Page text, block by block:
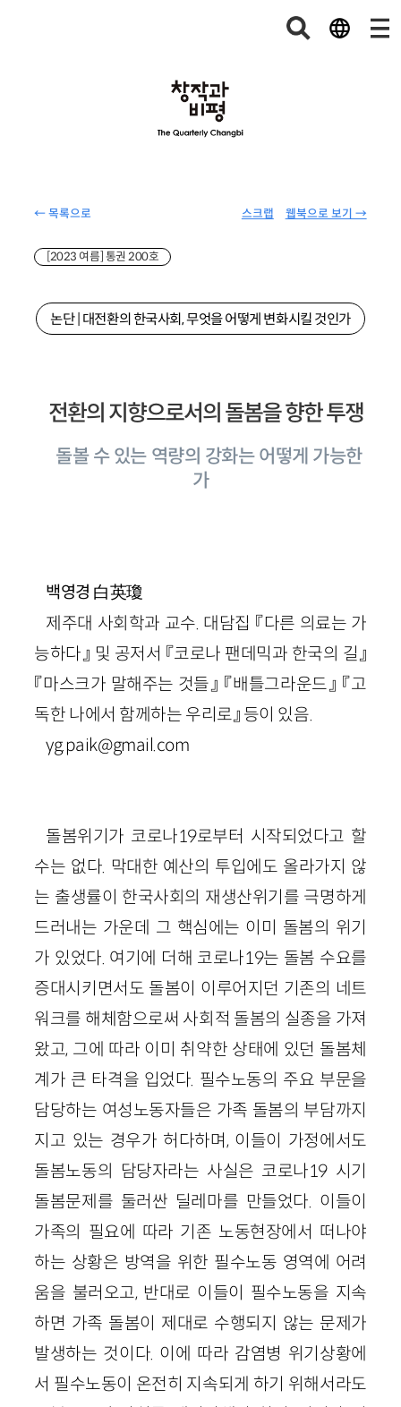
← 목록으로 웹북으로 보기 →
스크랩
[2023 여름] 통권 200호
논단 | 대전환의 한국사회, 무엇을 어떻게 변화시킬 것인가
전환의 지향으로서의 돌봄을 향한 투쟁
돌볼 수 있는 역량의 강화는 어떻게 가능한
가
백영경 白英瓊
제주대 사회학과 교수. 대담집 『다른 의료는 가
능하다』 및 공저서 『코로나 팬데믹과 한국의 길』
『마스크가 말해주는 것들』 『배틀그라운드』 『고
독한 나에서 함께하는 우리로』 등이 있음.
yg.paik@gmail.com
돌봄위기가 코로나19로부터 시작되었다고 할
수는 없다. 막대한 예산의 투입에도 올라가지 않
는 출생률이 한국사회의 재생산위기를 극명하게
드러내는 가운데 그 핵심에는 이미 돌봄의 위기
가 있었다. 여기에 더해 코로나19는 돌봄 수요를
증대시키면서도 돌봄이 이루어지던 기존의 네트
워크를 해체함으로써 사회적 돌봄의 실종을 가져
왔고, 그에 따라 이미 취약한 상태에 있던 돌봄체
계가 큰 타격을 입었다. 필수노동의 주요 부문을
담당하는 여성노동자들은 가족 돌봄의 부담까지
지고 있는 경우가 허다하며, 이들이 가정에서도
돌봄노동의 담당자라는 사실은 코로나19 시기
돌봄문제를 둘러싼 딜레마를 만들었다. 이들이
가족의 필요에 따라 기존 노동현장에서 떠나야
하는 상황은 방역을 위한 필수노동 영역에 어려
움을 불러오고, 반대로 이들이 필수노동을 지속
하면 가족 돌봄이 제대로 수행되지 않는 문제가
발생하는 것이다. 이에 따라 감염병 위기상황에
서 필수노동이 온전히 지속되게 하기 위해서라도